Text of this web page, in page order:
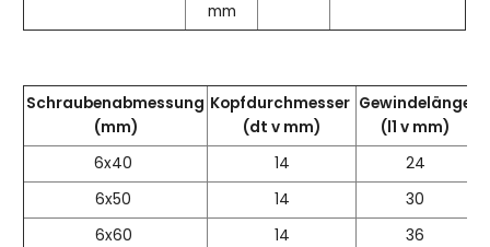
mm
Schraubenabmessung
(mm)
Kopfdurchmesser
(dt v mm)
Gewindelänge
(l1 v mm)
6x40
14 24
6x50
14 30
6x60
14 36